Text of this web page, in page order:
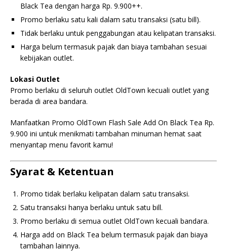
Black Tea dengan harga Rp. 9.900++.
Promo berlaku satu kali dalam satu transaksi (satu bill).
Tidak berlaku untuk penggabungan atau kelipatan transaksi.
Harga belum termasuk pajak dan biaya tambahan sesuai
kebijakan outlet.
Lokasi Outlet
Promo berlaku di seluruh outlet OldTown kecuali outlet yang
berada di area bandara.
Manfaatkan Promo OldTown Flash Sale Add On Black Tea Rp.
9.900 ini untuk menikmati tambahan minuman hemat saat
menyantap menu favorit kamu!
Syarat & Ketentuan
Promo tidak berlaku kelipatan dalam satu transaksi.
Satu transaksi hanya berlaku untuk satu bill.
Promo berlaku di semua outlet OldTown kecuali bandara.
Harga add on Black Tea belum termasuk pajak dan biaya
tambahan lainnya.